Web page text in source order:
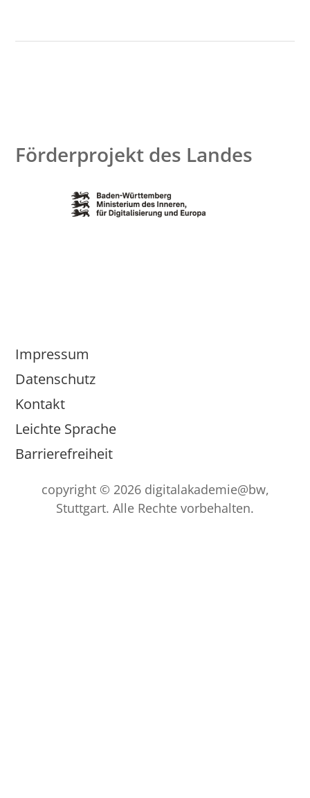
Förderprojekt des Landes
Impressum
Datenschutz
Kontakt
Leichte Sprache
Barrierefreiheit
copyright © 2026 digitalakademie@bw,
Stuttgart. Alle Rechte vorbehalten.